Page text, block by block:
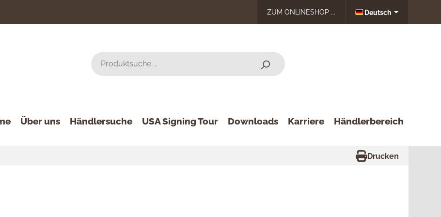
ZUM ONLINESHOP ... Deutsch
Über uns Händlersuche USA Signing Tour Downloads Karriere Händlerbereich
Drucken